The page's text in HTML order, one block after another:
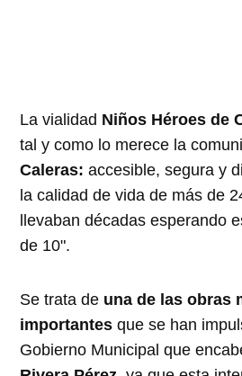
La vialidad Niños Héroes de
tal y como lo merece la
Caleras: accesible, segura y
la calidad de vida de más de
llevaban décadas esperando
de 10".
Se trata de una de las obras
importantes que se han
Gobierno Municipal que